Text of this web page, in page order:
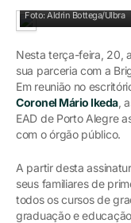
Foto: Aldrin Bottega/Ulbra
Nesta terça-feira, 20,
sua parceria com a
Em reunião no
Coronel Mário Ikeda,
EAD de Porto Alegre
com o órgão público.
A partir desta
seus familiares de
todos os cursos de
graduação e